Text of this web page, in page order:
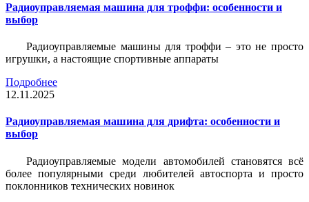
Радиоуправляемая машина для троффи: особенности и
выбор
Радиоуправляемые машины для троффи – это не просто
игрушки, а настоящие спортивные аппараты
Подробнее
12.11.2025
Радиоуправляемая машина для дрифта: особенности и
выбор
Радиоуправляемые модели автомобилей становятся всё
более популярными среди любителей автоспорта и просто
поклонников технических новинок